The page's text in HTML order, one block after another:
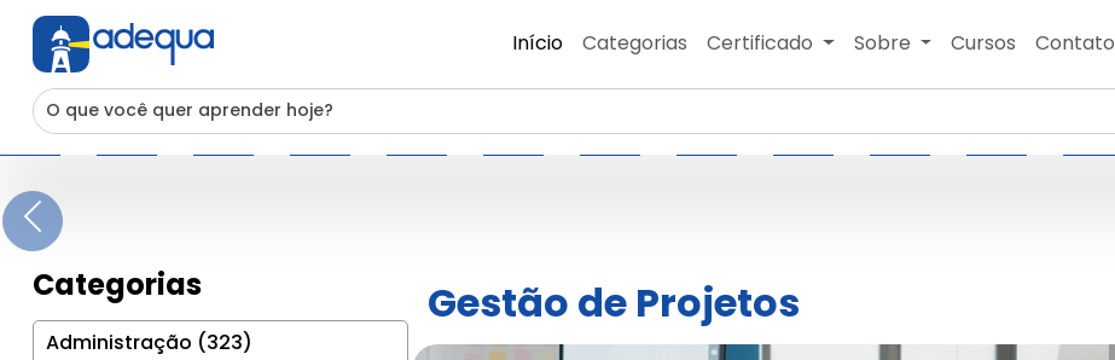
Início Categorias Certificado Sobre Cursos Contato
Previous
Categorias
Administração (323)
Gestão de Projetos